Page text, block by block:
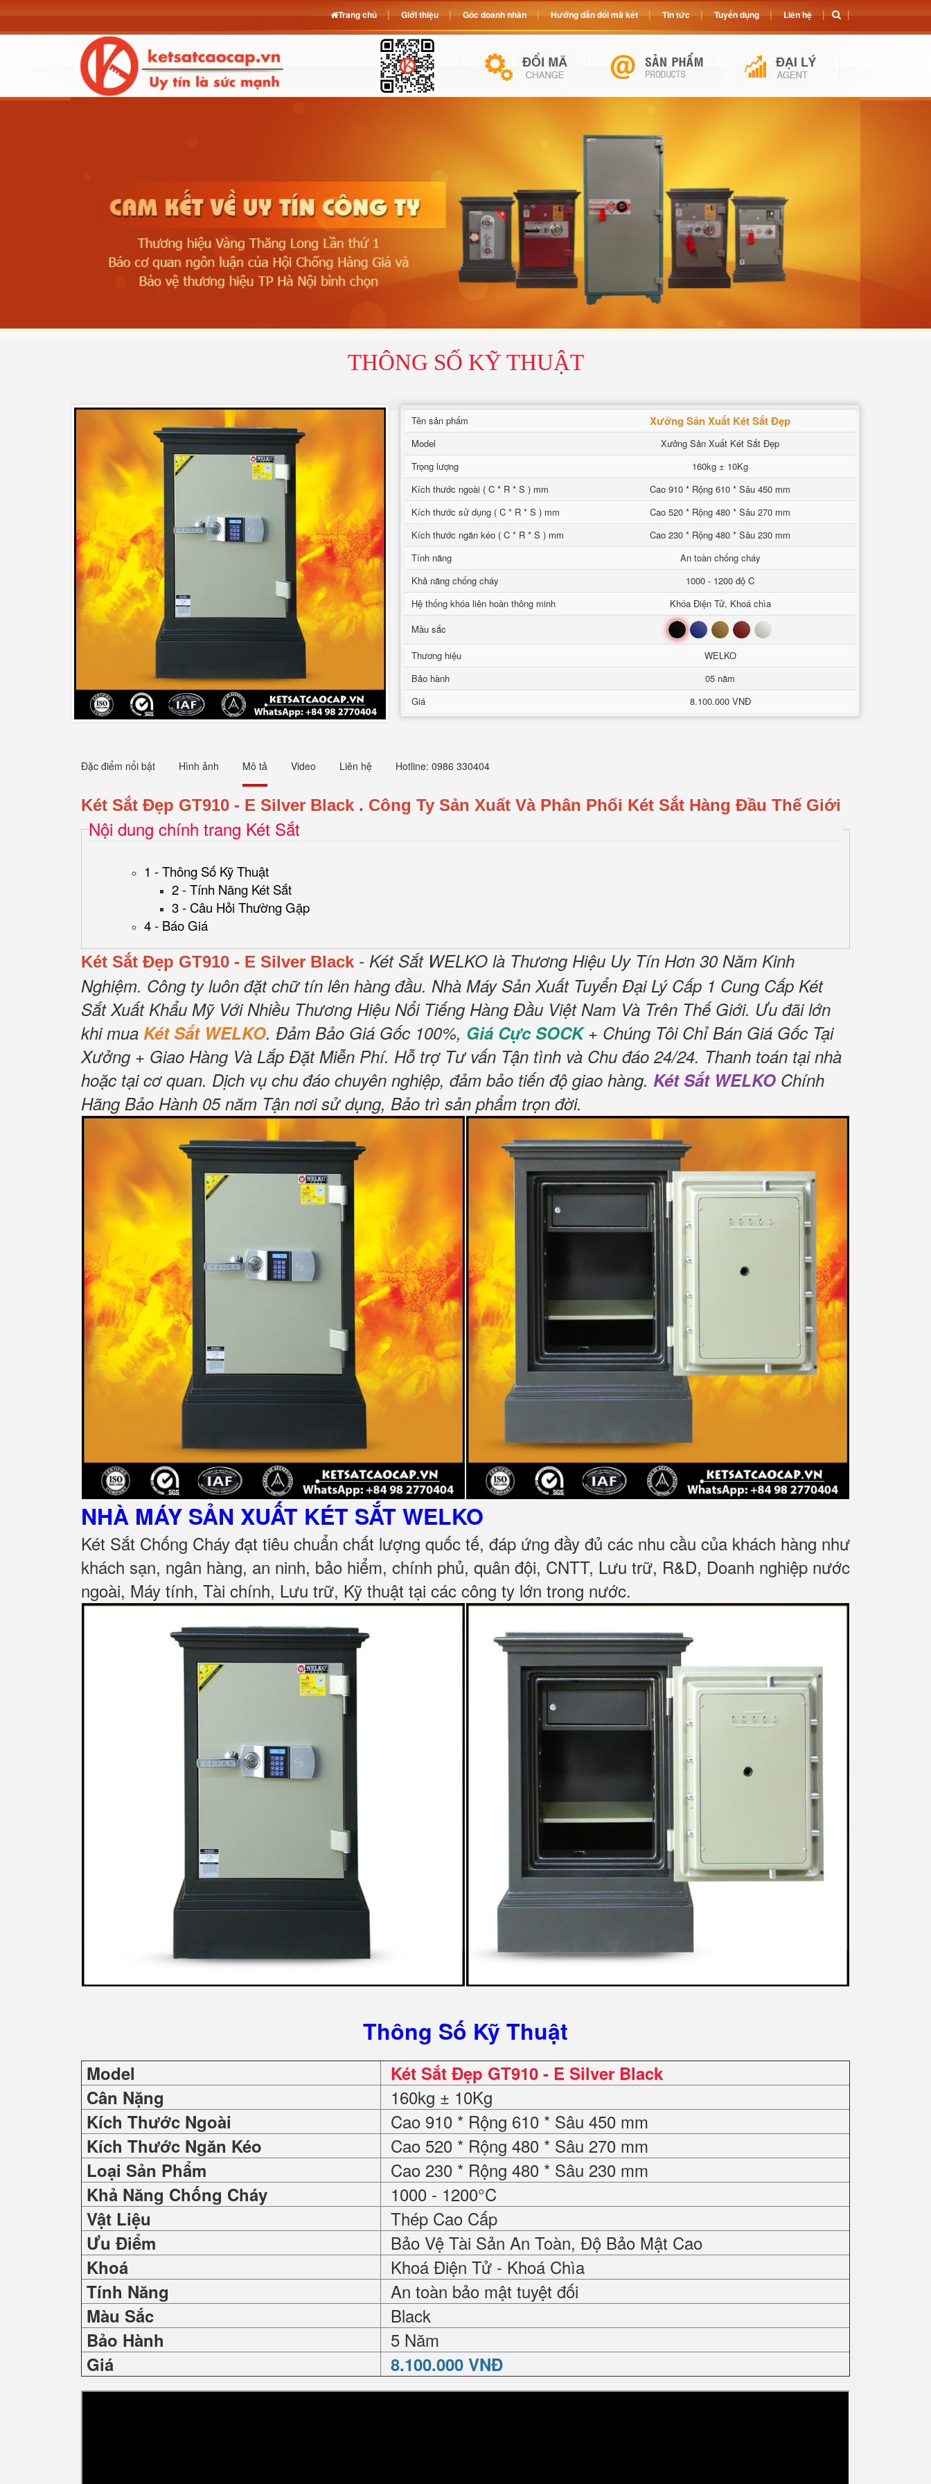
THÔNG SỐ KỸ THUẬT
Tên sản phẩm Xưởng Sản Xuất Két Sắt Đẹp
Model
Xưởng Sản Xuất Két Sắt Đẹp
Trọng lượng
160kg ± 10Kg
Kích thước ngoài ( C * R * S ) mm
Cao 910 * Rộng 610 * Sâu 450 mm
Kích thước sử dụng ( C * R * S ) mm
Cao 520 * Rộng 480 * Sâu 270 mm
Kích thước ngăn kéo ( C * R * S ) mm
Cao 230 * Rộng 480 * Sâu 230 mm
Tính năng
An toàn chống cháy
Khả năng chống cháy
1000 - 1200 độ C
Hệ thống khóa liên hoàn thông minh
Khóa Điện Tử, Khoá chìa
Mầu sắc
Đen Xanh Nâu Đỏ Trắng
Thương hiệu
WELKO
Bảo hành
05 năm
Giá
8.100.000 VNĐ
Đặc điểm nổi bật Hình ảnh Mô tả Video Liên hệ Hotline: 0986 330404
Két Sắt Đẹp GT910 - E Silver Black . Công Ty Sản Xuất Và Phân Phối Két Sắt Hàng Đầu Thế Giới
Nội dung chính trang Két Sắt
1 - Thông Số Kỹ Thuật
2 - Tính Năng Két Sắt
3 - Câu Hỏi Thường Gặp
4 - Báo Giá
Két Sắt Đẹp GT910 - E Silver Black - Két Sắt WELKO là Thương Hiệu Uy Tín Hơn 30 Năm Kinh
Nghiệm. Công ty luôn đặt chữ tín lên hàng đầu. Nhà Máy Sản Xuất Tuyển Đại Lý Cấp 1 Cung Cấp Két
Sắt Xuất Khẩu Mỹ Với Nhiều Thương Hiệu Nổi Tiếng Hàng Đầu Việt Nam Và Trên Thế Giới. Ưu đãi lớn
khi mua Két Sắt WELKO. Đảm Bảo Giá Gốc 100%, Giá Cực SOCK+ Chúng Tôi Chỉ Bán Giá Gốc Tại
Xưởng + Giao Hàng Và Lắp Đặt Miễn Phí. Hỗ trợ Tư vấn Tận tình và Chu đáo 24/24. Thanh toán tại nhà
hoặc tại cơ quan. Dịch vụ chu đáo chuyên nghiệp, đảm bảo tiến độ giao hàng. Két Sắt WELKO Chính
Hãng Bảo Hành 05 năm Tận nơi sử dụng, Bảo trì sản phẩm trọn đời.
NHÀ MÁY SẢN XUẤT KÉT SẮTWELKO
Két Sắt Chống Cháy đạt tiêu chuẩn chất lượng quốc tế, đáp ứng đầy đủ các nhu cầu của khách hàng như
khách sạn, ngân hàng, an ninh, bảo hiểm, chính phủ, quân đội, CNTT, Lưu trữ, R&D, Doanh nghiệp nước
ngoài, Máy tính, Tài chính, Lưu trữ, Kỹ thuật tại các công ty lớn trong nước.
Thông Số Kỹ Thuật
Model
Két Sắt Đẹp GT910 - E Silver Black
Cân Nặng
160kg ± 10Kg
Kích Thước Ngoài Cao 910 * Rộng 610 * Sâu 450 mm
Kích Thước Ngăn Kéo Cao 520 * Rộng 480 * Sâu 270 mm
Loại Sản Phẩm Cao 230 * Rộng 480 * Sâu 230 mm
Khả Năng Chống Cháy 1000 - 1200°C
Vật Liệu Thép Cao Cấp
Ưu Điểm Bảo Vệ Tài Sản An Toàn, Độ Bảo Mật Cao
Khoá Khoá Điện Tử - Khoá Chìa
Tính Năng An toàn bảo mật tuyệt đối
Màu Sắc Black
Bảo Hành 5 Năm
Giá 8.100.000 VNĐ
Trang chủ Giới thiệu Góc doanh nhân Hướng dẫn đổi mã két Tin tức Tuyển dụng Liên hệ